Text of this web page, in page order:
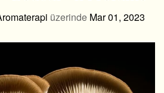
üzerinde Mar 01, 2023